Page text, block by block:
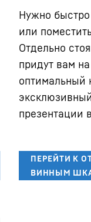
Нужно
или
Отдельно
придут вам
оптимальный
презентации